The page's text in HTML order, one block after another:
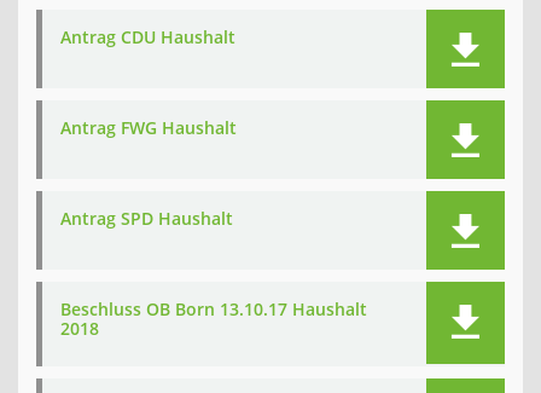
Antrag CDU Haushalt
Antrag FWG Haushalt
Antrag SPD Haushalt
Beschluss OB Born 13.10.17 Haushalt
2018